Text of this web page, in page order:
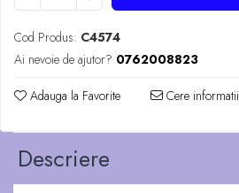
Cod Produs: C4574
Ai nevoie de ajutor? 0762008823
Adauga la Favorite Cere informatii
Descriere